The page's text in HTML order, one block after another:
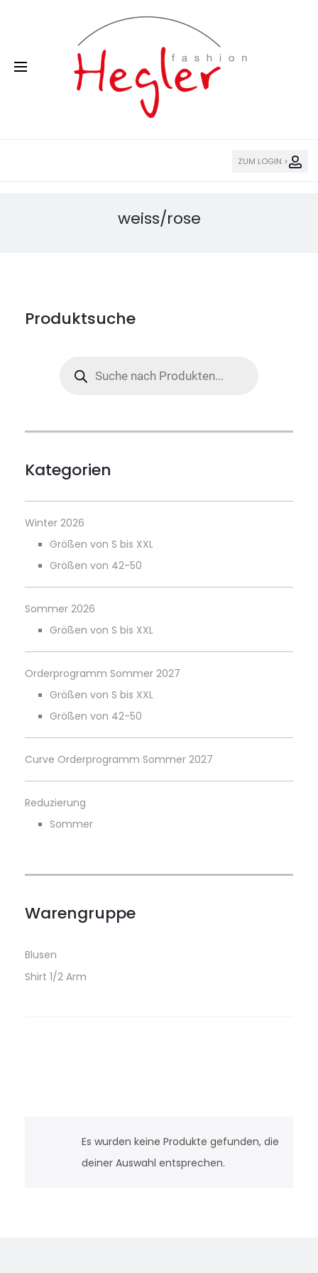
ZUM LOGIN >
weiss/rose
Es wurden keine Produkte gefunden, die
deiner Auswahl entsprechen.
Produktsuche
search
Kategorien
Winter 2026
Größen von S bis XXL
Größen von 42-50
Sommer 2026
Größen von S bis XXL
Orderprogramm Sommer 2027
Größen von S bis XXL
Größen von 42-50
Curve Orderprogramm Sommer 2027
Reduzierung
Sommer
Warengruppe
Blusen
Shirt 1/2 Arm